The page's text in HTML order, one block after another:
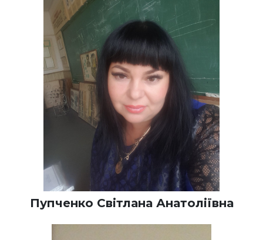
Пупченко Світлана Анатоліївна